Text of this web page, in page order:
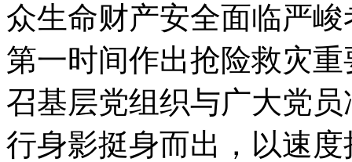
众生命财产安全面临严
第一时间作出抢险救灾
召基层党组织与广大党
行身影挺身而出，以速